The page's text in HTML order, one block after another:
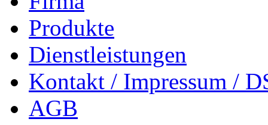
Produkte
Dienstleistungen
Kontakt / Impressum /
AGB